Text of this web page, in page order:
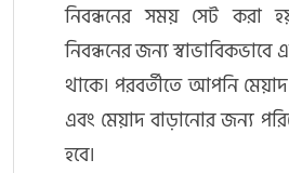
নিবন্ধনের সময় সেট করা
নিবন্ধনের জন্য স্বাভাবিকভাবে
থাকে। পরবর্তীতে আপনি
এবং মেয়াদ বাড়ানোর জন্য
হবে।